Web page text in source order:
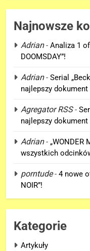
Najnowsze
Adrian- Analiza 1
DOOMSDAY”!
Adrian- Serial
najlepszy dokument
Agregator RSS-
najlepszy dokument
Adrian- „WONDER
wszystkich
porntude- 4 nowe
NOIR”!
Kategorie
Artykuły
6